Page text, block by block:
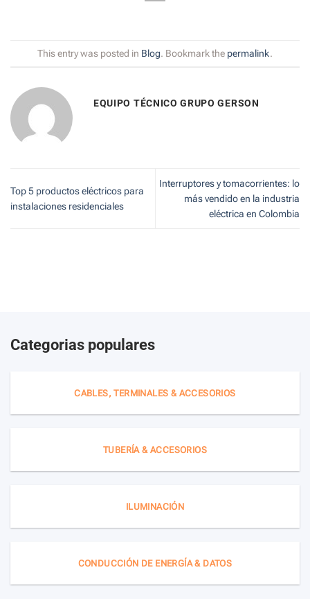
This entry was posted in Blog. Bookmark the permalink.
EQUIPO TÉCNICO GRUPO GERSON
Top 5 productos eléctricos para
instalaciones residenciales
Interruptores y tomacorrientes: lo
más vendido en la industria
eléctrica en Colombia
Categorias populares
CABLES, TERMINALES & ACCESORIOS
TUBERÍA & ACCESORIOS
ILUMINACIÓN
CONDUCCIÓN DE ENERGÍA & DATOS